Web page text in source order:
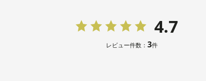
4.7
レビュー件数： 3件